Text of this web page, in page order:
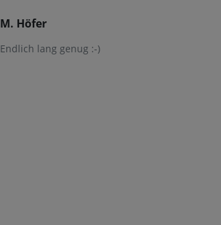
M. Höfer
Endlich lang genug :-)